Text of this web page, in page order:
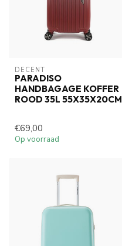
DECENT
PARADISO
HANDBAGAGE KOFFER
ROOD 35L 55X35X20CM
€69,00
Op voorraad